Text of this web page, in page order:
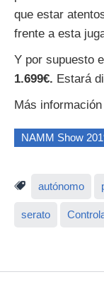
que estar
frente a esta
Y por supuesto
1.699€. Estará
Más
NAMM Show
autónomo
serato